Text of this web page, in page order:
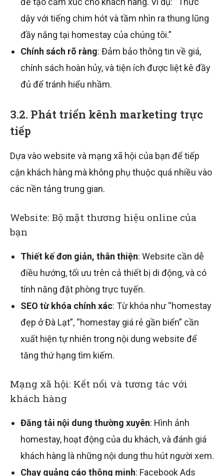
dậy với tiếng chim hót và tầm nhìn ra thung lũng
đầy nắng tại homestay của chúng tôi.”
Chính sách rõ ràng: Đảm bảo thông tin về giá,
chính sách hoàn hủy, và tiện ích được liệt kê đầy
đủ để tránh hiểu nhầm.
3.2. Phát triển kênh marketing trực
tiếp
Dựa vào website và mạng xã hội của bạn để tiếp
cận khách hàng mà không phụ thuộc quá nhiều vào
các nền tảng trung gian.
Website: Bộ mặt thương hiệu online của
bạn
Thiết kế đơn giản, thân thiện: Website cần dễ
điều hướng, tối ưu trên cả thiết bị di động, và có
tính năng đặt phòng trực tuyến.
SEO từ khóa chính xác: Từ khóa như “homestay
đẹp ở Đà Lạt”, “homestay giá rẻ gần biển” cần
xuất hiện tự nhiên trong nội dung website để
tăng thứ hạng tìm kiếm.
Mạng xã hội: Kết nối và tương tác với
khách hàng
Đăng tải nội dung thường xuyên: Hình ảnh
homestay, hoạt động của du khách, và đánh giá
khách hàng là những nội dung thu hút người xem.
Chạy quảng cáo thông minh: Facebook Ads